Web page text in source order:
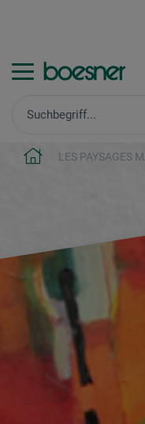
LES PAYSAGES